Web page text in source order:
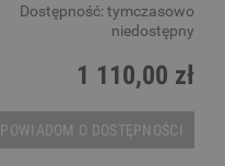
Dostępność: tymczasowo
niedostępny
1 110,00 zł
POWIADOM O DOSTĘPNOŚCI